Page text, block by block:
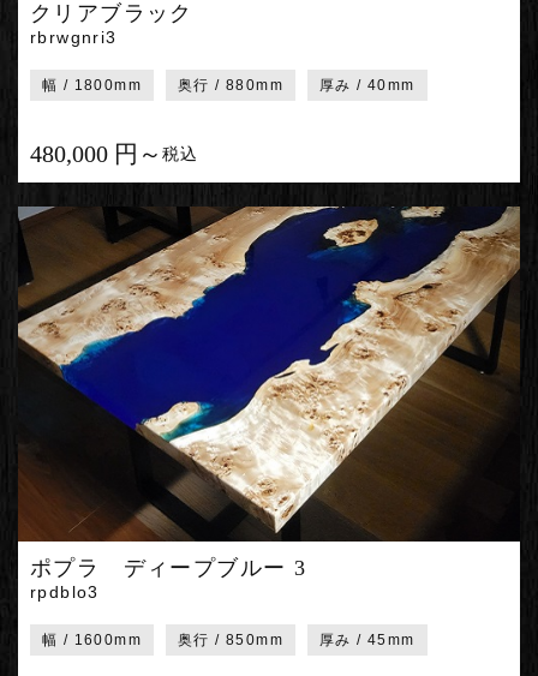
クリアブラック
rbrwgnri3
幅 / 1800mm 奥行 / 880mm 厚み / 40mm
480,000 円～ 税込
ポプラ ディープブルー 3
rpdblo3
幅 / 1600mm 奥行 / 850mm 厚み / 45mm